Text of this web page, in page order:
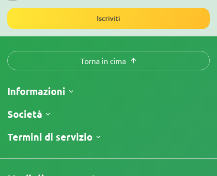
Iscriviti
Torna in cima
Informazioni
Spedizione
Politica di Reso
Società
Chi siamo
Recensioni
Programma di Affiliazione
Termini di servizio
Termini e Condizioni